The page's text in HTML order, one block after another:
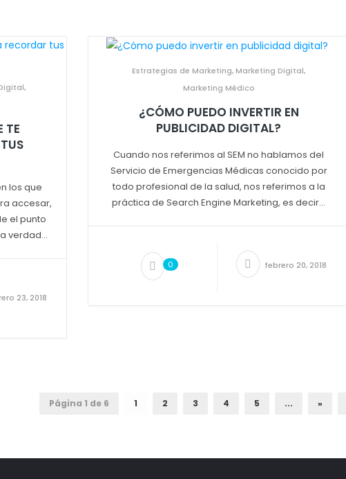
,
TE
los que
accesar,
el punto
verdad...
23, 2018
Estrategias de Marketing, Marketing Digital,
Marketing Médico
¿CÓMO PUEDO INVERTIR EN
PUBLICIDAD DIGITAL?
Cuando nos referimos al SEM no hablamos del
Servicio de Emergencias Médicas conocido por
todo profesional de la salud, nos referimos a la
práctica de Search Engine Marketing, es decir...
0 febrero 20, 2018
Página 1 de 6 1 2 3 4 5 ... »